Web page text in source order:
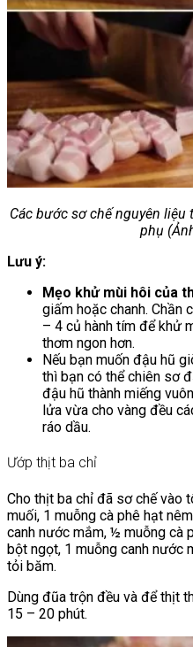
Các bước sơ chế nguyên
phụ
Lưu ý:
Mẹo khử mùi hôi của
giấm hoặc chanh. Chần
– 4 củ hành tím để khử
thơm ngon hơn.
Nếu bạn muốn đậu hũ
thì bạn có thể chiên sơ
đậu hũ thành miếng
lửa vừa cho vàng đều
ráo dầu.
Ướp thịt ba chỉ
Cho thịt ba chỉ đã sơ chế vào
muối, 1 muỗng cà phê hạt
canh nước mắm, ½ muỗng cà
bột ngọt, 1 muỗng canh nước
tỏi băm.
Dùng đũa trộn đều và để thịt
15 – 20 phút.